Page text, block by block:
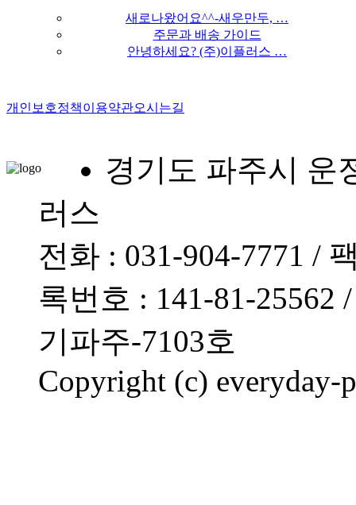
새로나왔어요^^-새우만두, …
주문과 배송 가이드
안녕하세요? (주)이플러스 …
개인보호정책이용약관오시는길
경기도 파주시 운
러스
전화 : 031-904-7771 /
록번호 : 141-81-25562
기파주-7103호
Copyright (c) everyday-